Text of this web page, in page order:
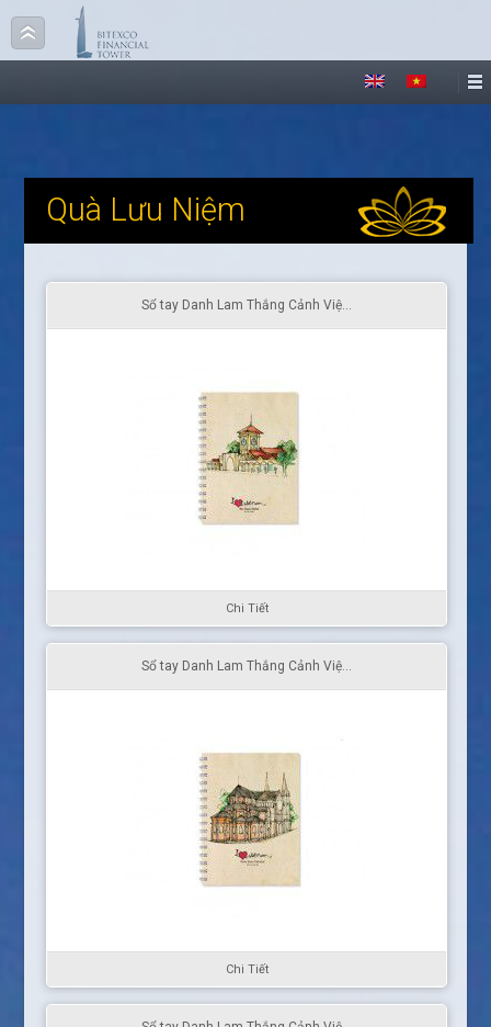
Quà Lưu Niệm
Sổ tay Danh Lam Thắng Cảnh Việ...
Chi Tiết
Sổ tay Danh Lam Thắng Cảnh Việ...
Chi Tiết